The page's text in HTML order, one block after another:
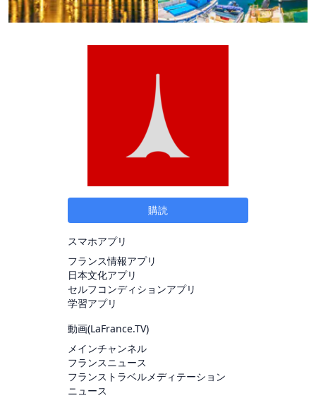
購読
スマホアプリ
フランス情報アプリ
日本文化アプリ
セルフコンディションアプリ
学習アプリ
動画(LaFrance.TV)
メインチャンネル
フランスニュース
フランストラベルメディテーション
ニュース